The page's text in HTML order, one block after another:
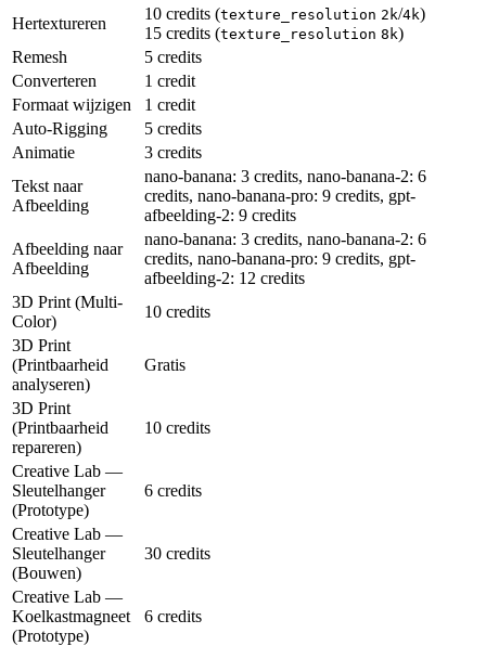
Hertextureren
10 credits (texture_resolution 2k/4k)
15 credits (texture_resolution 8k)
Remesh
5 credits
Converteren
1 credit
Formaat wijzigen
1 credit
Auto-Rigging
5 credits
Animatie
3 credits
Tekst naar
Afbeelding
nano-banana: 3 credits, nano-banana-2: 6
credits, nano-banana-pro: 9 credits, gpt-
afbeelding-2: 9 credits
Afbeelding naar
Afbeelding
nano-banana: 3 credits, nano-banana-2: 6
credits, nano-banana-pro: 9 credits, gpt-
afbeelding-2: 12 credits
3D Print (Multi-
Color)
10 credits
3D Print
(Printbaarheid
analyseren)
Gratis
3D Print
(Printbaarheid
repareren)
10 credits
Creative Lab —
Sleutelhanger
(Prototype)
6 credits
Creative Lab —
Sleutelhanger
(Bouwen)
30 credits
Creative Lab —
Koelkastmagneet
(Prototype)
6 credits